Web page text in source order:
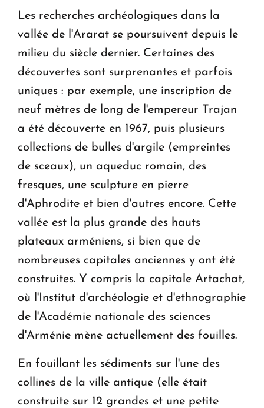
KASA : 30 ans d'audace, de résilience et d'avenir
en Arménie
Le premier hôtel Hyatt Regency d'Arménie
ouvrira ses portes à Dilijan
Les recherches archéologiques dans la
vallée de l'Ararat se poursuivent depuis le
milieu du siècle dernier. Certaines des
découvertes sont surprenantes et parfois
uniques : par exemple, une inscription de
neuf mètres de long de l'empereur Trajan
a été découverte en 1967, puis plusieurs
collections de bulles d'argile (empreintes
de sceaux), un aqueduc romain, des
fresques, une sculpture en pierre
d'Aphrodite et bien d'autres encore. Cette
vallée est la plus grande des hauts
plateaux arméniens, si bien que de
nombreuses capitales anciennes y ont été
construites. Y compris la capitale Artachat,
où l'Institut d'archéologie et d'ethnographie
de l'Académie nationale des sciences
d'Arménie mène actuellement des fouilles.
En fouillant les sédiments sur l'une des
collines de la ville antique (elle était
construite sur 12 grandes et une petite